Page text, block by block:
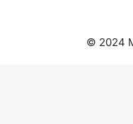
© 2024